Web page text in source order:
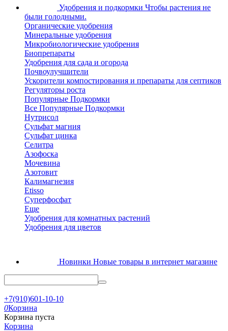
Удобрения и подкормки Чтобы растения не
были голодными.
Органические удобрения
Минеральные удобрения
Микробиологические удобрения
Биопрепараты
Удобрения для сада и огорода
Почвоулучшители
Ускорители компостирования и препараты для септиков
Регуляторы роста
Популярные Подкормки
Все Популярные Подкормки
Нутрисол
Сульфат магния
Сульфат цинка
Селитра
Азофоска
Мочевина
Азотовит
Калимагнезия
Etisso
Суперфосфат
Еще
Удобрения для комнатных растений
Удобрения для цветов
Новинки Новые товары в интернет магазине
+7(910)601-10-10
0Корзина
Корзина пуста
Корзина